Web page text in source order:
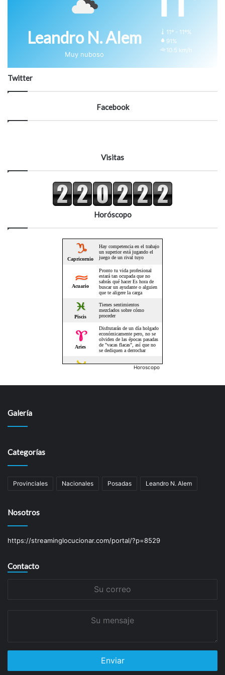
Leandro N. Alem
Muy nuboso
11º - 11º%
91%
10.5 km/h
Twitter
Facebook
Visitas
Horóscopo
Horoscopo
Galería
Categorías
Provinciales Nacionales Posadas Leandro N. Alem
Nosotros
https://streaminglocucionar.com/portal/?p=8529
Contacto